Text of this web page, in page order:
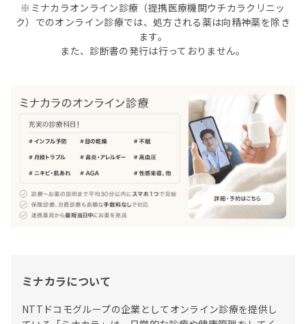
※ミナカラオンライン診療（提携医療機関ウチカラクリニッ
ク）でのオンライン診療では、処方される薬は向精神薬を除き
ます。
また、診断書の発行は行っておりません。
ミナカラについて
NTTドコモグループの企業としてオンライン診療を提供し